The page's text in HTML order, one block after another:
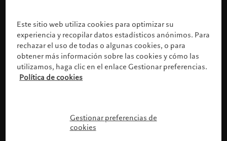
Este sitio web utiliza cookies para optimizar su
experiencia y recopilar datos estadísticos anónimos. Para
rechazar el uso de todas o algunas cookies, o para
obtener más información sobre las cookies y cómo las
utilizamos, haga clic en el enlace Gestionar preferencias.
Política de cookies
Gestionar preferencias de
cookies